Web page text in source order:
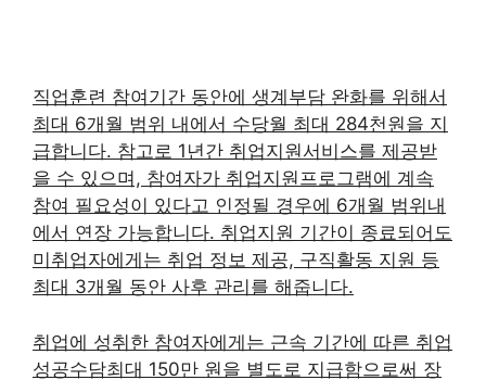
직업훈련 참여기간 동안에 생계부담 완화를 위해서
최대 6개월 범위 내에서 수당월 최대 284천원을 지
급합니다. 참고로 1년간 취업지원서비스를 제공받
을 수 있으며, 참여자가 취업지원프로그램에 계속
참여 필요성이 있다고 인정될 경우에 6개월 범위내
에서 연장 가능합니다. 취업지원 기간이 종료되어도
미취업자에게는 취업 정보 제공, 구직활동 지원 등
최대 3개월 동안 사후 관리를 해줍니다.
취업에 성취한 참여자에게는 근속 기간에 따른 취업
성공수담최대 150만 원을 별도로 지급함으로써 장